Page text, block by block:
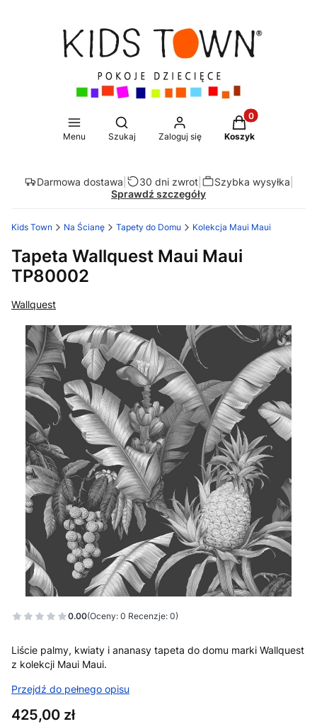
Menu
Otwórz wyszukiwarkę
Szukaj Zaloguj się
Produkty w
Koszyk
Darmowa dostawa 30 dni zwrot| Szybka wysyłka
Sprawdź szczegóły
Kids Town Na Ścianę Tapety do Domu Kolekcja Maui Maui
Tapeta Wallquest Maui Maui
TP80002
Wallquest
0.00(Oceny: 0 Recenzje: 0)
Liście palmy, kwiaty i ananasy tapeta do domu marki Wallquest
z kolekcji Maui Maui.
Przejdź do pełnego opisu
Cena
425,00 zł